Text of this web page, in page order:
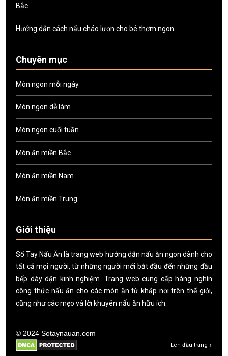
Bắc
Hướng dẫn cách nấu cháo lươn cho bé thơm ngon
Chuyên mục
Món ngon mỗi ngày
Món ngon dễ làm
Món ngon cuối tuần
Món ăn miền Bắc
Món ăn miền Nam
Món ăn miền Trung
Giới thiệu
Sổ Tay Nấu Ăn là trang web hướng dẫn nấu ăn ngon dành cho
tất cả mọi người, từ những người mới bắt đầu đến những đầu
bếp dày dặn kinh nghiệm. Trang web cung cấp hàng nghìn
công thức nấu ăn cho các món ăn từ khắp nơi trên thế giới,
cũng như các mẹo và lời khuyên nấu ăn hữu ích.
© 2024 Sotaynauan.com
Lên đầu trang ↑